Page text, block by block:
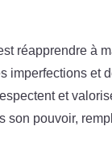
réapprendre à
imperfections et
et
son pouvoir,